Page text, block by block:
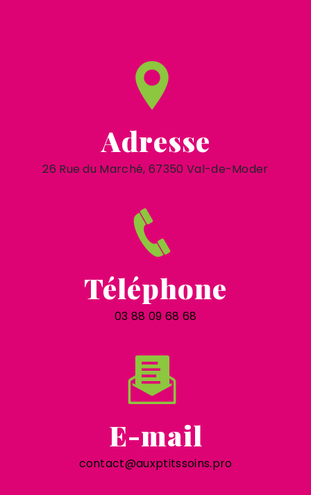
Adresse
26 Rue du Marché, 67350 Val-de-Moder
Téléphone
03 88 09 68 68
E-mail
contact@auxptitssoins.pro